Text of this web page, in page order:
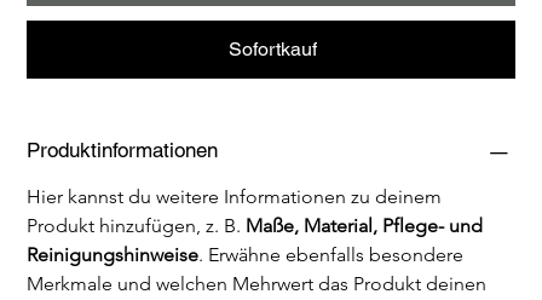
Sofortkauf
Produktinformationen
Hier kannst du weitere Informationen zu deinem
Produkt hinzufügen, z. B. Maße, Material, Pflege- und
Reinigungshinweise. Erwähne ebenfalls besondere
Merkmale und welchen Mehrwert das Produkt deinen